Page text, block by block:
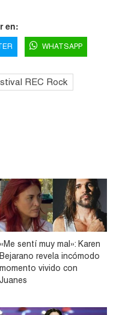
en:
WHATSAPP
REC Rock
«Me sentí muy mal»: Karen
Bejarano revela incómodo
momento vivido con
Juanes